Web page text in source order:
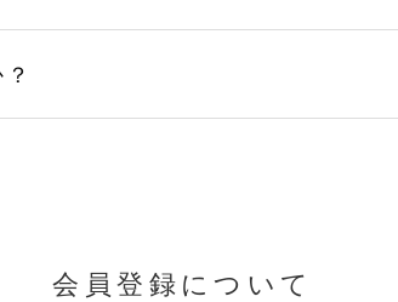
会員登録について